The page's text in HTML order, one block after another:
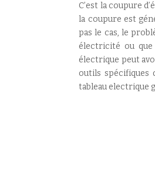
C’est la coupure
la coupure est
pas le cas, le
électricité ou que
électrique peut
outils spécifiques
tableau electrique